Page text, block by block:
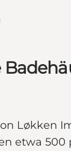
Løkken
etwa 500